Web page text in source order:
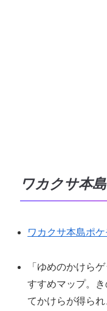
ワカクサ本島
ワカクサ本島ポ
「ゆめのかけら
すすめマップ。
てかけらが得ら